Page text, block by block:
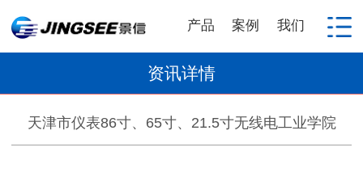
产品 案例 我们
资讯详情
天津市仪表86寸、65寸、21.5寸无线电工业学院